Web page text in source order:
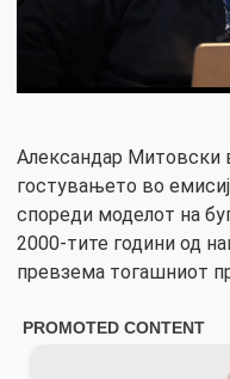
Александар Митовски
гостувањето во
спореди моделот на
2000-тите години од
превзема тогашниот